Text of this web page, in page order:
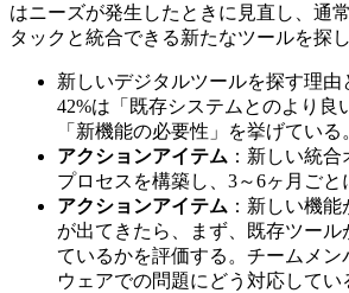
はニーズが発生したときに見直し、通
タックと統合できる新たなツールを探
新しいデジタルツールを探す理由
42%は「既存システムとのより良
「新機能の必要性」を挙げている
アクションアイテム ：新しい統
プロセスを構築し、3～6ヶ月ごと
アクションアイテム ：新しい機
が出てきたら、まず、既存ツー
ているかを評価する。チームメン
ウェアでの問題にどう対応して